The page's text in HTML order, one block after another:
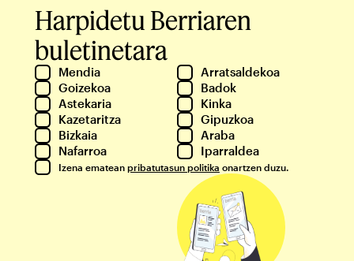
Harpidetu Berriaren
buletinetara
Mendia
Arratsaldekoa
Goizekoa
Badok
Astekaria
Kinka
Kazetaritza
Gipuzkoa
Bizkaia
Araba
Nafarroa
Iparraldea
Izena ematean pribatutasun politika onartzen duzu.